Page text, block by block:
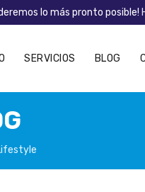
SERVICIOS BLOG
lo más pronto posible!